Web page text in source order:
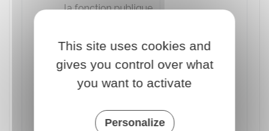
la fonction publique
régionales et
départementales
de syndicats, affiliés
fédérations ou
confédérations non
This site uses cookies and
gives you control over what
you want to activate
Personalize